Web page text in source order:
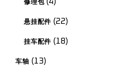
修理包 4
种
品
悬挂配件 2222
种
品
挂车配件 1818
种
车轴 1313
种